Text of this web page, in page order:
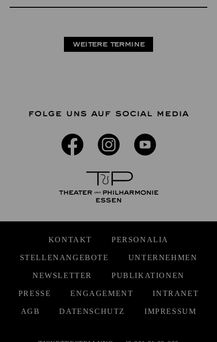
WEITERE TERMINE
FOLGE UNS AUF SOCIAL MEDIA
KONTAKT PERSONALIA
STELLENANGEBOTE UNTERNEHMEN
NEWSLETTER PUBLIKATIONEN
PRESSE ENGAGEMENT INTRANET
AGB DATENSCHUTZ IMPRESSUM